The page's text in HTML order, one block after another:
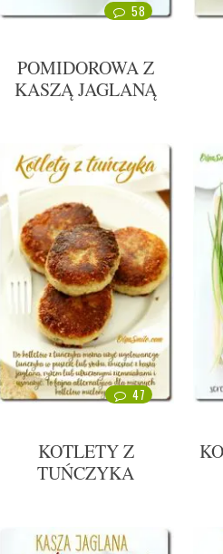
58
POMIDOROWA Z
KASZĄ JAGLANĄ
47
KOTLETY Z
TUŃCZYKA